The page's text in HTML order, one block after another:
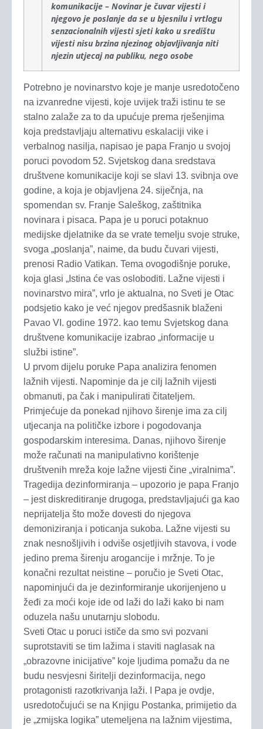
komunikacije – Novinar je čuvar vijesti i
njegovo je poslanje da se u bjesnilu i vrtlogu
senzacionalnih vijesti sjeti kako u središtu
vijesti nisu brzina njezinog objavljivanja niti
njezin utjecaj na publiku, nego osobe
Potrebno je novinarstvo koje je manje usredotočeno
na izvanredne vijesti, koje uvijek traži istinu te se
stalno zalaže za to da upućuje prema rješenjima
koja predstavljaju alternativu eskalaciji vike i
verbalnog nasilja, napisao je papa Franjo u svojoj
poruci povodom 52. Svjetskog dana sredstava
društvene komunikacije koji se slavi 13. svibnja ove
godine, a koja je objavljena 24. siječnja, na
spomendan sv. Franje Saleškog, zaštitnika
novinara i pisaca. Papa je u poruci potaknuo
medijske djelatnike da se vrate temelju svoje struke,
svoga „poslanja”, naime, da budu čuvari vijesti,
prenosi Radio Vatikan. Tema ovogodišnje poruke,
koja glasi „Istina će vas osloboditi. Lažne vijesti i
novinarstvo mira”, vrlo je aktualna, no Sveti je Otac
podsjetio kako je već njegov predšasnik blaženi
Pavao VI. godine 1972. kao temu Svjetskog dana
društvene komunikacije izabrao „informacije u
službi istine”.
U prvom dijelu poruke Papa analizira fenomen
lažnih vijesti. Napominje da je cilj lažnih vijesti
obmanuti, pa čak i manipulirati čitateljem.
Primjećuje da ponekad njihovo širenje ima za cilj
utjecanja na političke izbore i pogodovanja
gospodarskim interesima. Danas, njihovo širenje
može računati na manipulativno korištenje
društvenih mreža koje lažne vijesti čine „viralnima”.
Tragedija dezinformiranja – upozorio je papa Franjo
– jest diskreditiranje drugoga, predstavljajući ga kao
neprijatelja što može dovesti do njegova
demoniziranja i poticanja sukoba. Lažne vijesti su
znak nesnošljivih i odviše osjetljivih stavova, i vode
jedino prema širenju arogancije i mržnje. To je
konačni rezultat neistine – poručio je Sveti Otac,
napominjući da je dezinformiranje ukorijenjeno u
žeđi za moći koje ide od laži do laži kako bi nam
oduzela našu unutarnju slobodu.
Sveti Otac u poruci ističe da smo svi pozvani
suprotstaviti se tim lažima i staviti naglasak na
„obrazovne inicijative” koje ljudima pomažu da ne
budu nesvjesni širitelji dezinformacija, nego
protagonisti razotkrivanja laži. I Papa je ovdje,
usredotočujući se na Knjigu Postanka, primijetio da
je „zmijska logika” utemeljena na lažnim vijestima,